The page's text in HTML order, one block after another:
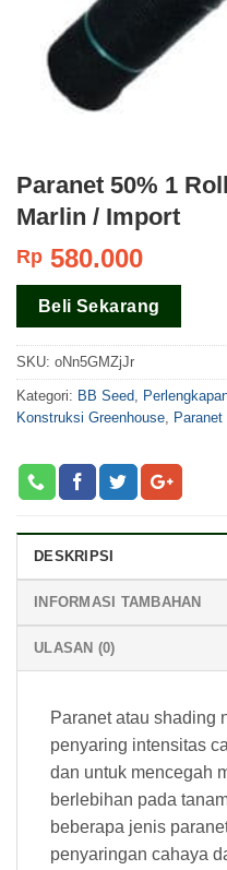
Paranet 50% 1
Marlin / Import
Rp 580.000
Beli Sekarang
SKU: oNn5GMZjJr
Kategori: BB Seed
Konstruksi Greenhouse Paranet
DESKRIPSI
INFORMASI TAMBAHAN
ULASAN (0)
Paranet atau shading
penyaring intensitas
dan untuk mencegah
berlebihan pada
beberapa jenis
penyaringan cahaya